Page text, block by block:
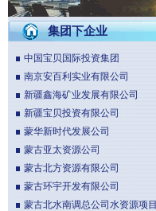
集团下企业
中国宝贝国际投资集团
南京安百利实业有限公司
新疆鑫海矿业发展有限公司
新疆宝贝投资有限公司
蒙华新时代发展公司
蒙古亚太资源公司
蒙古北方资源有限公司
蒙古环宇开发有限公司
蒙古北水南调总公司水资源项目